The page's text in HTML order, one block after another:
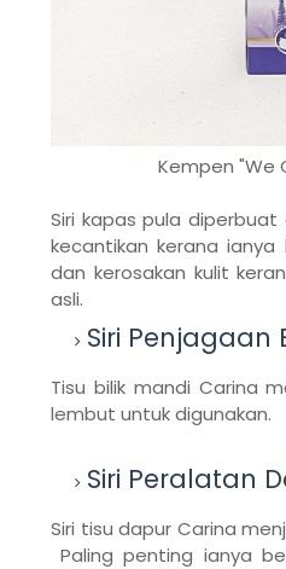
Kempen "We
Siri kapas pula diperbuat
kecantikan kerana
dan kerosakan kulit
asli.
Siri Penjagaan
Tisu bilik mandi Carina
lembut untuk digunakan.
Siri Peralatan
Siri tisu dapur Carina
Paling penting ianya